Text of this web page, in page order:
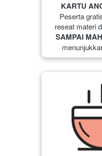
KARTU
Peserta
SAMPAI